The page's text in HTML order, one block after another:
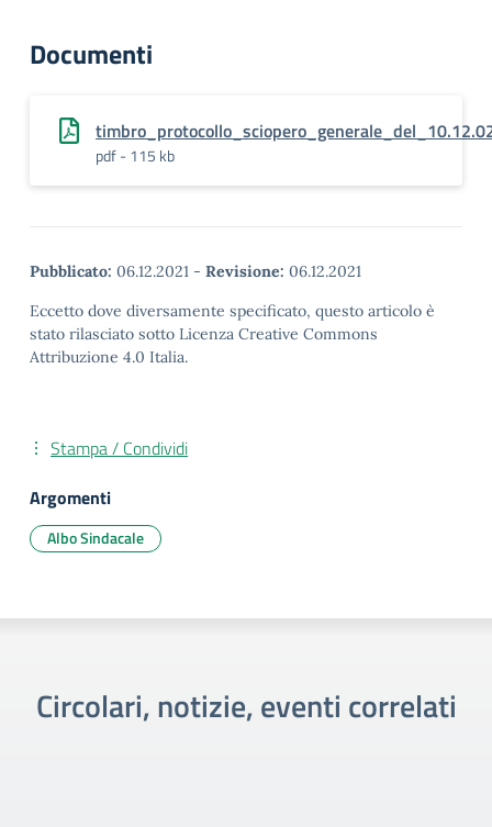
Documenti
pdf - 115 kb
Pubblicato: 06.12.2021 - Revisione: 06.12.2021
Eccetto dove diversamente specificato, questo articolo è
stato rilasciato sotto Licenza Creative Commons
Attribuzione 4.0 Italia.
Stampa / Condividi
Argomenti
Albo Sindacale
Circolari, notizie, eventi correlati